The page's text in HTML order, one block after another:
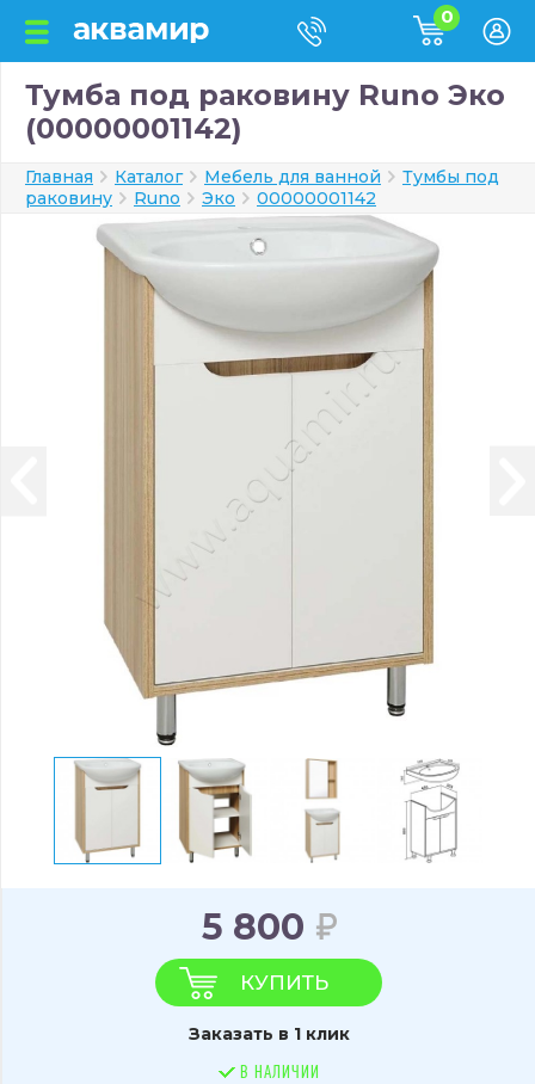
0
Тумба под раковину Runo Эко
(00000001142)
Главная Каталог Мебель для ванной
Тумбы под
раковину
Runo Эко 00000001142
5 800
КУПИТЬ
Заказать в 1 клик
В НАЛИЧИИ